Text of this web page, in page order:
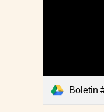
Boletin #22. Los